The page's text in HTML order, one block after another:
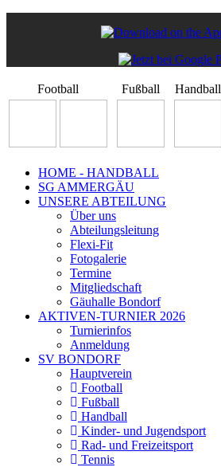
Football Fußball Handball
HOME - HANDBALL
SG AMMERGÄU
UNSERE ABTEILUNG
Über uns
Abteilungsleitung
Flexi-Fit
Fotogalerie
Termine
Mitgliedschaft
Gäuhalle Bondorf
AKTIVEN-TURNIER 2026
Turnierinfos
Anmeldung
SV BONDORF
Hauptverein
Football
Fußball
Handball
Kinder- und Jugendsport
Rad- und Freizeitsport
Tennis